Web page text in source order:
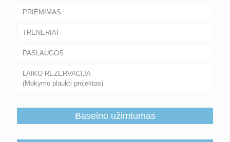
PRIĖMIMAS
TRENERIAI
PASLAUGOS
LAIKO REZERVACIJA
(Mokymo plaukti projektas)
Baseino užimtumas